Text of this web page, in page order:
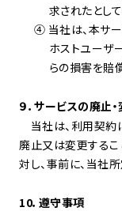
求されたとし
④ 当社は、本サ
ホストユーザ
らの損害を賠
９．サービスの廃止
当社は、利用契約
廃止又は変更するこ
対し、事前に、当社
10．遵守事項